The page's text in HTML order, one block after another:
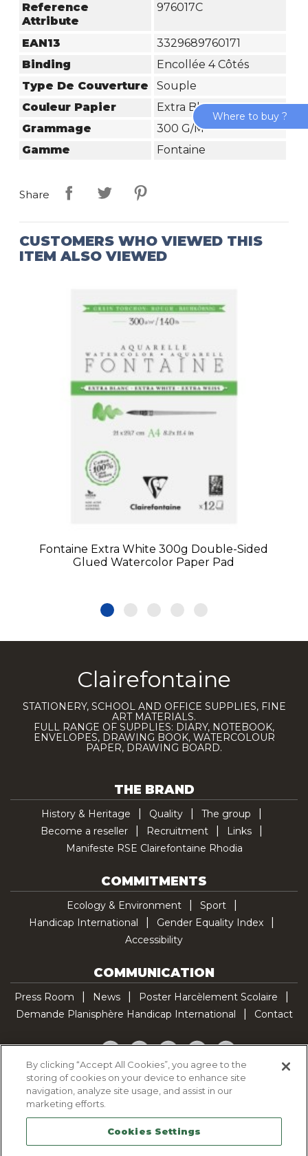
Reference
Attribute
976017C
EAN13
3329689760171
Binding
Encollée 4 Côtés
Type De Couverture
Souple
Couleur Papier
Extra Blanc
Grammage
300 G/m²
Gamme
Fontaine
Share
CUSTOMERS WHO VIEWED THIS
ITEM ALSO VIEWED
Fontaine Extra White 300g Double-Sided
Glued Watercolor Paper Pad
Clairefontaine
STATIONERY, SCHOOL AND OFFICE SUPPLIES, FINE
ART MATERIALS.
FULL RANGE OF SUPPLIES: DIARY, NOTEBOOK,
ENVELOPES, DRAWING BOOK, WATERCOLOUR
PAPER, DRAWING BOARD.
THE BRAND
History & Heritage Quality
The group
Become a reseller
Recruitment
Links
Manifeste RSE Clairefontaine Rhodia
COMMITMENTS
Ecology & Environment
Sport
Handicap International
Gender Equality Index
Accessibility
COMMUNICATION
Press Room News
Poster Harcèlement Scolaire
Demande Planisphère Handicap International
Contact
Facebook
TwitterYouTubePinterestTikTok
Cookie Policy
Legal Notice
Sitemap
Where to buy ?
By clicking “Accept All Cookies”, you agree to the
storing of cookies on your device to enhance site
navigation, analyze site usage, and assist in our
marketing efforts.
Cookies Settings